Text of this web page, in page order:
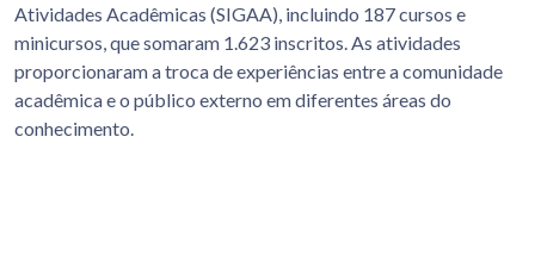
Atividades Acadêmicas (SIGAA), incluindo 187 cursos e
minicursos, que somaram 1.623 inscritos. As atividades
proporcionaram a troca de experiências entre a comunidade
acadêmica e o público externo em diferentes áreas do
conhecimento.